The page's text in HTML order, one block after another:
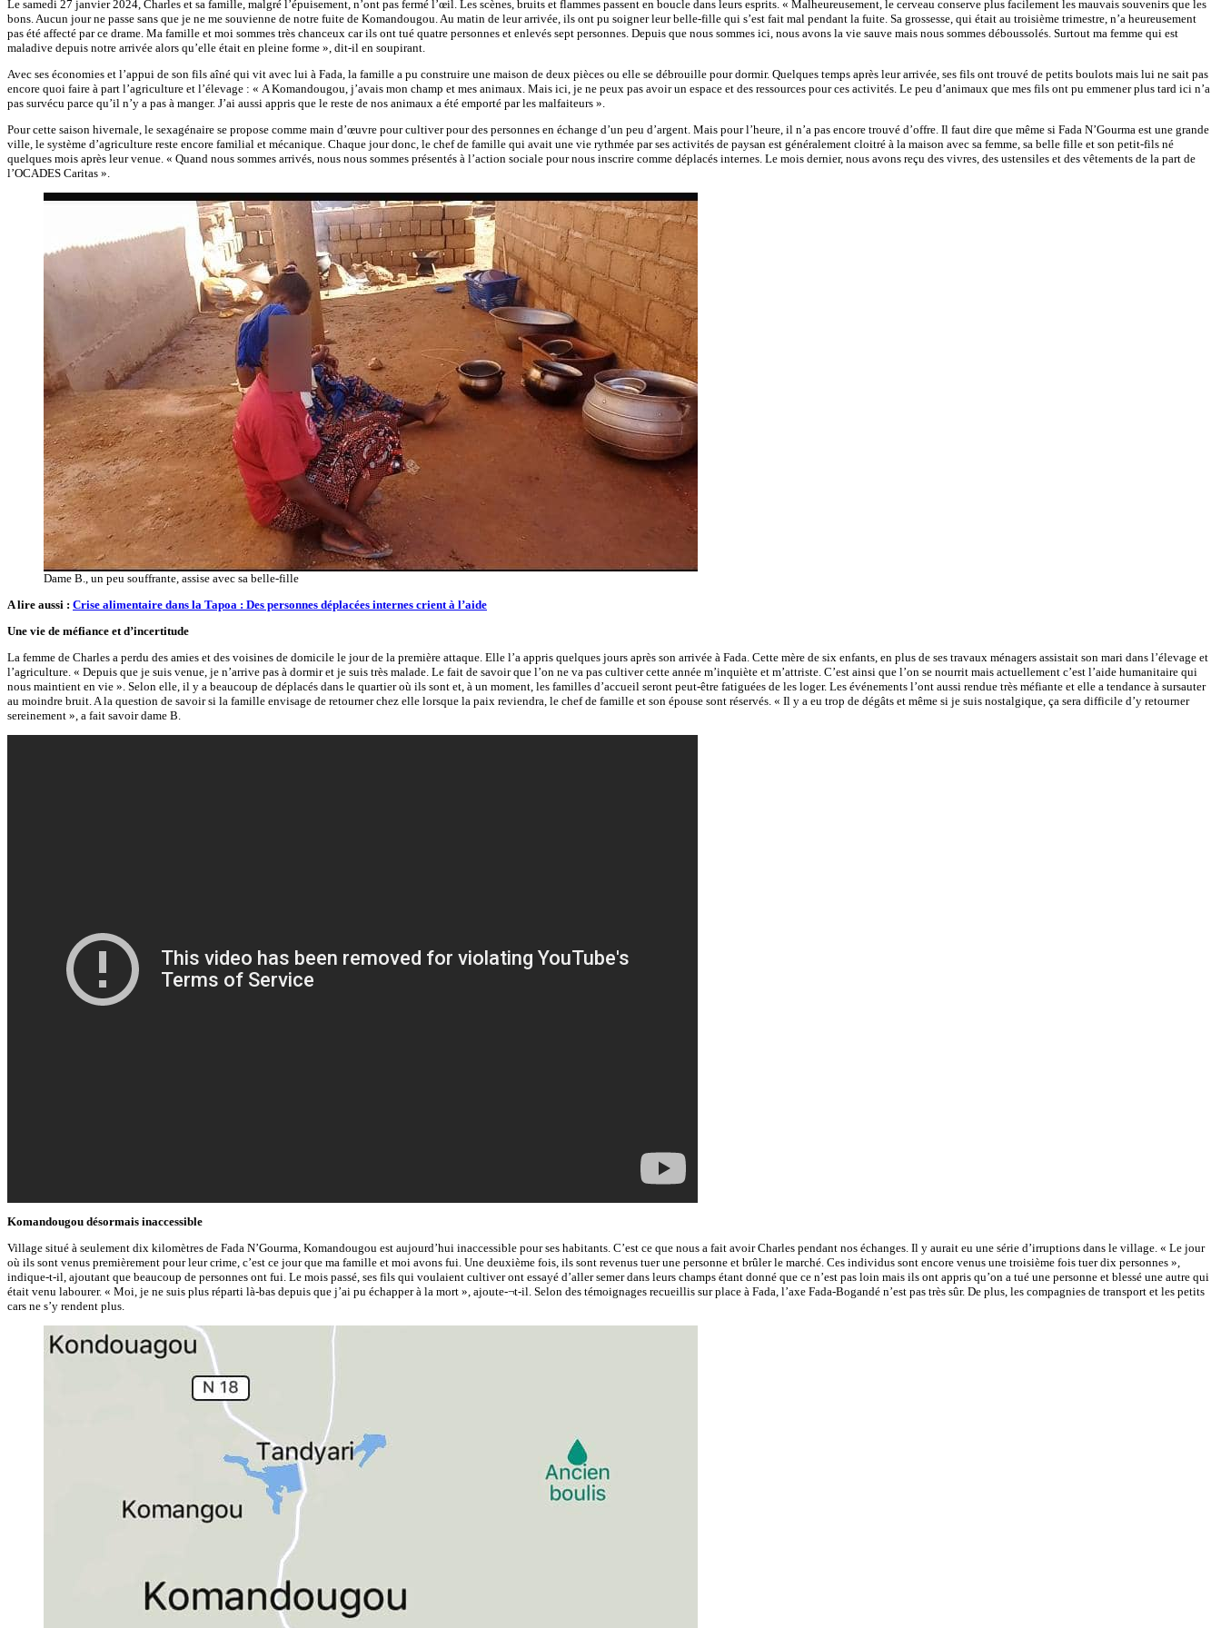
Le samedi 27 janvier 2024, Charles et sa famille, malgré l’épuisement, n’ont pas fermé l’œil. Les scènes, bruits et flammes passent en boucle dans leurs esprits. « Malheureusement, le cerveau conserve plus facilement les mauvais souvenirs que les
bons. Aucun jour ne passe sans que je ne me souvienne de notre fuite de Komandougou. Au matin de leur arrivée, ils ont pu soigner leur belle-fille qui s’est fait mal pendant la fuite. Sa grossesse, qui était au troisième trimestre, n’a heureusement
pas été affecté par ce drame. Ma famille et moi sommes très chanceux car ils ont tué quatre personnes et enlevés sept personnes. Depuis que nous sommes ici, nous avons la vie sauve mais nous sommes déboussolés. Surtout ma femme qui est
maladive depuis notre arrivée alors qu’elle était en pleine forme », dit-il en soupirant.
Avec ses économies et l’appui de son fils aîné qui vit avec lui à Fada, la famille a pu construire une maison de deux pièces ou elle se débrouille pour dormir. Quelques temps après leur arrivée, ses fils ont trouvé de petits boulots mais lui ne sait pas
encore quoi faire à part l’agriculture et l’élevage : « A Komandougou, j’avais mon champ et mes animaux. Mais ici, je ne peux pas avoir un espace et des ressources pour ces activités. Le peu d’animaux que mes fils ont pu emmener plus tard ici n’a
pas survécu parce qu’il n’y a pas à manger. J’ai aussi appris que le reste de nos animaux a été emporté par les malfaiteurs ».
Pour cette saison hivernale, le sexagénaire se propose comme main d’œuvre pour cultiver pour des personnes en échange d’un peu d’argent. Mais pour l’heure, il n’a pas encore trouvé d’offre. Il faut dire que même si Fada N’Gourma est une grande
ville, le système d’agriculture reste encore familial et mécanique. Chaque jour donc, le chef de famille qui avait une vie rythmée par ses activités de paysan est généralement cloitré à la maison avec sa femme, sa belle fille et son petit-fils né
quelques mois après leur venue. « Quand nous sommes arrivés, nous nous sommes présentés à l’action sociale pour nous inscrire comme déplacés internes. Le mois dernier, nous avons reçu des vivres, des ustensiles et des vêtements de la part de
l’OCADES Caritas ».
Dame B., un peu souffrante, assise avec sa belle-fille
A lire aussi : Crise alimentaire dans la Tapoa : Des personnes déplacées internes crient à l’aide
Une vie de méfiance et d’incertitude
La femme de Charles a perdu des amies et des voisines de domicile le jour de la première attaque. Elle l’a appris quelques jours après son arrivée à Fada. Cette mère de six enfants, en plus de ses travaux ménagers assistait son mari dans l’élevage et
l’agriculture. « Depuis que je suis venue, je n’arrive pas à dormir et je suis très malade. Le fait de savoir que l’on ne va pas cultiver cette année m’inquiète et m’attriste. C’est ainsi que l’on se nourrit mais actuellement c’est l’aide humanitaire qui
nous maintient en vie ». Selon elle, il y a beaucoup de déplacés dans le quartier où ils sont et, à un moment, les familles d’accueil seront peut-être fatiguées de les loger. Les événements l’ont aussi rendue très méfiante et elle a tendance à sursauter
au moindre bruit. A la question de savoir si la famille envisage de retourner chez elle lorsque la paix reviendra, le chef de famille et son épouse sont réservés. « Il y a eu trop de dégâts et même si je suis nostalgique, ça sera difficile d’y retourner
sereinement », a fait savoir dame B.
Komandougou désormais inaccessible
Village situé à seulement dix kilomètres de Fada N’Gourma, Komandougou est aujourd’hui inaccessible pour ses habitants. C’est ce que nous a fait avoir Charles pendant nos échanges. Il y aurait eu une série d’irruptions dans le village. « Le jour
où ils sont venus premièrement pour leur crime, c’est ce jour que ma famille et moi avons fui. Une deuxième fois, ils sont revenus tuer une personne et brûler le marché. Ces individus sont encore venus une troisième fois tuer dix personnes »,
indique-t-il, ajoutant que beaucoup de personnes ont fui. Le mois passé, ses fils qui voulaient cultiver ont essayé d’aller semer dans leurs champs étant donné que ce n’est pas loin mais ils ont appris qu’on a tué une personne et blessé une autre qui
était venu labourer. « Moi, je ne suis plus réparti là-bas depuis que j’ai pu échapper à la mort », ajoute-¬t-il. Selon des témoignages recueillis sur place à Fada, l’axe Fada-Bogandé n’est pas très sûr. De plus, les compagnies de transport et les petits
cars ne s’y rendent plus.